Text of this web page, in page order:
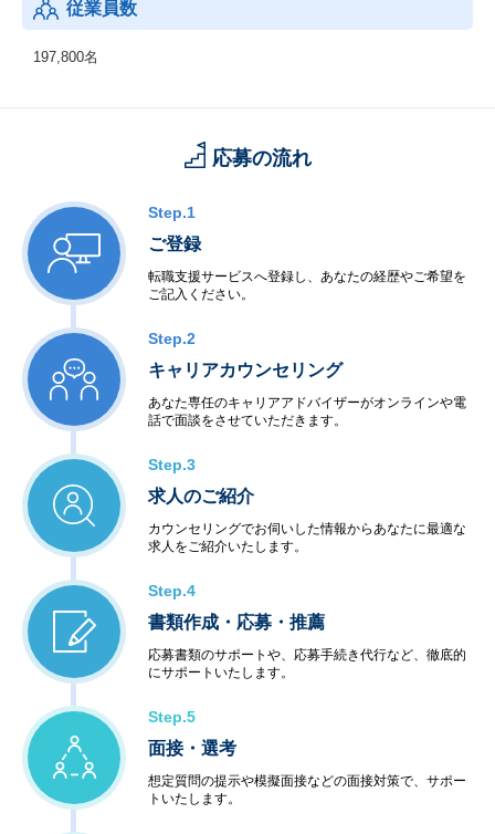
従業員数
197,800名
応募の流れ
Step.1
ご登録
転職支援サービスへ登録し、あなたの経歴やご希望を
ご記入ください。
Step.2
キャリアカウンセリング
あなた専任のキャリアアドバイザーがオンラインや電
話で面談をさせていただきます。
Step.3
求人のご紹介
カウンセリングでお伺いした情報からあなたに最適な
求人をご紹介いたします。
Step.4
書類作成・応募・推薦
応募書類のサポートや、応募手続き代行など、徹底的
にサポートいたします。
Step.5
面接・選考
想定質問の提示や模擬面接などの面接対策で、サポー
トいたします。